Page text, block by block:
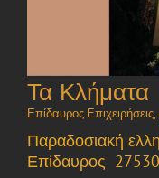
Τα Κλήματα
Επίδαυρος Επιχειρήσεις,
Παραδοσιακή
Επίδαυρος